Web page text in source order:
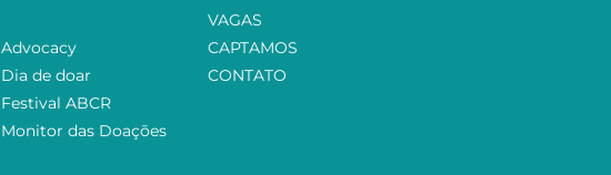
Advocacy
Dia de doar
Festival ABCR
Monitor das Doações
VAGAS
CAPTAMOS
CONTATO